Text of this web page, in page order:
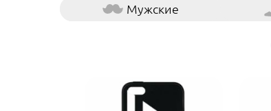
Мужские